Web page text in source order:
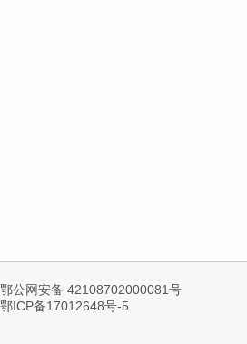
鄂公网安备 42108702000081号
鄂ICP备17012648号-5